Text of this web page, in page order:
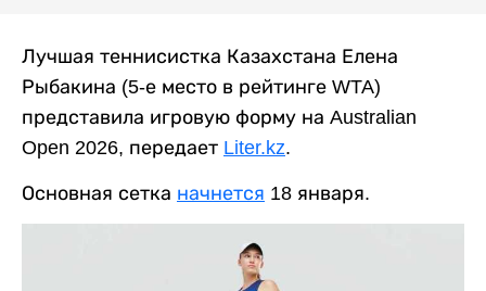
Лучшая теннисистка Казахстана Елена
Рыбакина (5-е место в рейтинге WTA)
представила игровую форму на Australian
Open 2026, передает Liter.kz.
Основная сетка начнется 18 января.